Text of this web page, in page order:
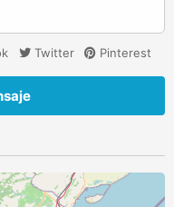
Twitter Pinterest